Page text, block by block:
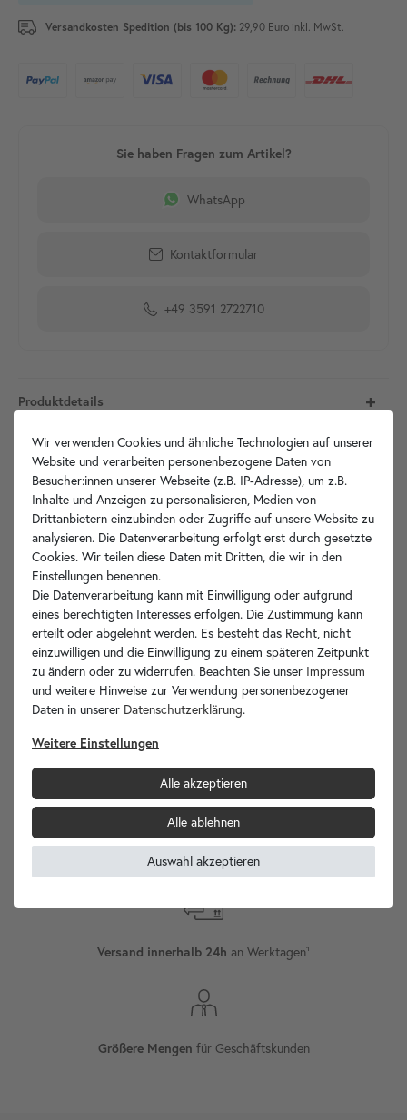
Versandkosten Spedition (bis 100 Kg): 29,90 Euro inkl. MwSt.
WhatsApp
Kontaktformular
+49 3591 2722710
Produktdetails
Artikelbeschreibung
Technische Zeichnung
Hersteller-Info
Ihre Vorteile
wohnfreuden.de -
InternationalerVersand
Versand innerhalb 24h an Werktagen¹
Größere Mengen für Geschäftskunden
Wir verwenden Cookies und ähnliche Technologien auf unserer
Website und verarbeiten personenbezogene Daten von
Besucher:innen unserer Webseite (z.B. IP-Adresse), um z.B.
Inhalte und Anzeigen zu personalisieren, Medien von
Drittanbietern einzubinden oder Zugriffe auf unsere Website zu
analysieren. Die Datenverarbeitung erfolgt erst durch gesetzte
Cookies. Wir teilen diese Daten mit Dritten, die wir in den
Einstellungen benennen.
Die Datenverarbeitung kann mit Einwilligung oder aufgrund
eines berechtigten Interesses erfolgen. Die Zustimmung kann
erteilt oder abgelehnt werden. Es besteht das Recht, nicht
einzuwilligen und die Einwilligung zu einem späteren Zeitpunkt
zu ändern oder zu widerrufen. Beachten Sie unser Impressum
und weitere Hinweise zur Verwendung personenbezogener
Daten in unserer Daten­schutz­erklärung.
Weitere Einstellungen
Alle akzeptieren
Alle ablehnen
Auswahl akzeptieren